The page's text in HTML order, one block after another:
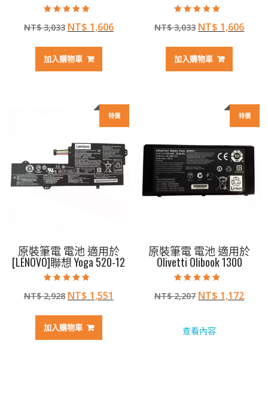
5.00
滿分 5
NT$3,033 原
價
格：
NT$ 1,606目
加入購物車
5.00
滿分 5
NT$3,033 原
價
格：
NT$ 1,606目
加入購物車
特價
原裝筆電 電池 適用於
[LENOVO]聯想 Yoga 520-12
5.00
滿分 5
NT$2,928 原
價
格：
NT$ 1,551
加入購物車
特價
原裝筆電 電池 適用於
Olivetti Olibook 1300
4.50
滿分 5
NT$2,207 原
格：
NT$ 1,172目
查看內容